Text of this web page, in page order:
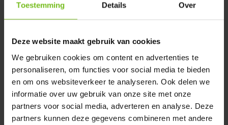
Toestemming Details Over
Deze website maakt gebruik van cookies
We gebruiken cookies om content en advertenties te
personaliseren, om functies voor social media te bieden
en om ons websiteverkeer te analyseren. Ook delen we
informatie over uw gebruik van onze site met onze
partners voor social media, adverteren en analyse. Deze
partners kunnen deze gegevens combineren met andere
Specificaties
Reviews
Delen